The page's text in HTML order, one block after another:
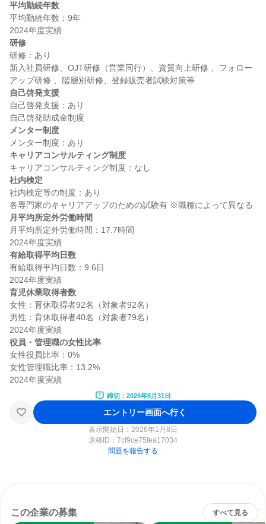
平均勤続年数
平均勤続年数：9年
研修
研修：あり
新入社員研修、OJT研修（営業同行）、資質向上研修 、フォロー
自己啓発支援
自己啓発支援：あり
メンター制度
キャリアコンサルティング制度
社内検定
社内検定等の制度：あり
月平均所定外労働時間
月平均所定外労働時間：17.7時間
有給取得平均日数
有給取得平均日数：9.6日
育児休業取得者数
女性：育休取得者92名（対象者92名）
男性：育休取得者40名（対象者79名）
役員・管理職の女性比率
女性役員比率：0%
女性管理職比率：13.2%
締切：2026年8月31日
エントリー画面へ行く
表示開始日：2026年1月8日
原稿ID： 7cf9ce75fea17034
問題を報告する
この企業の募集 すべて見る